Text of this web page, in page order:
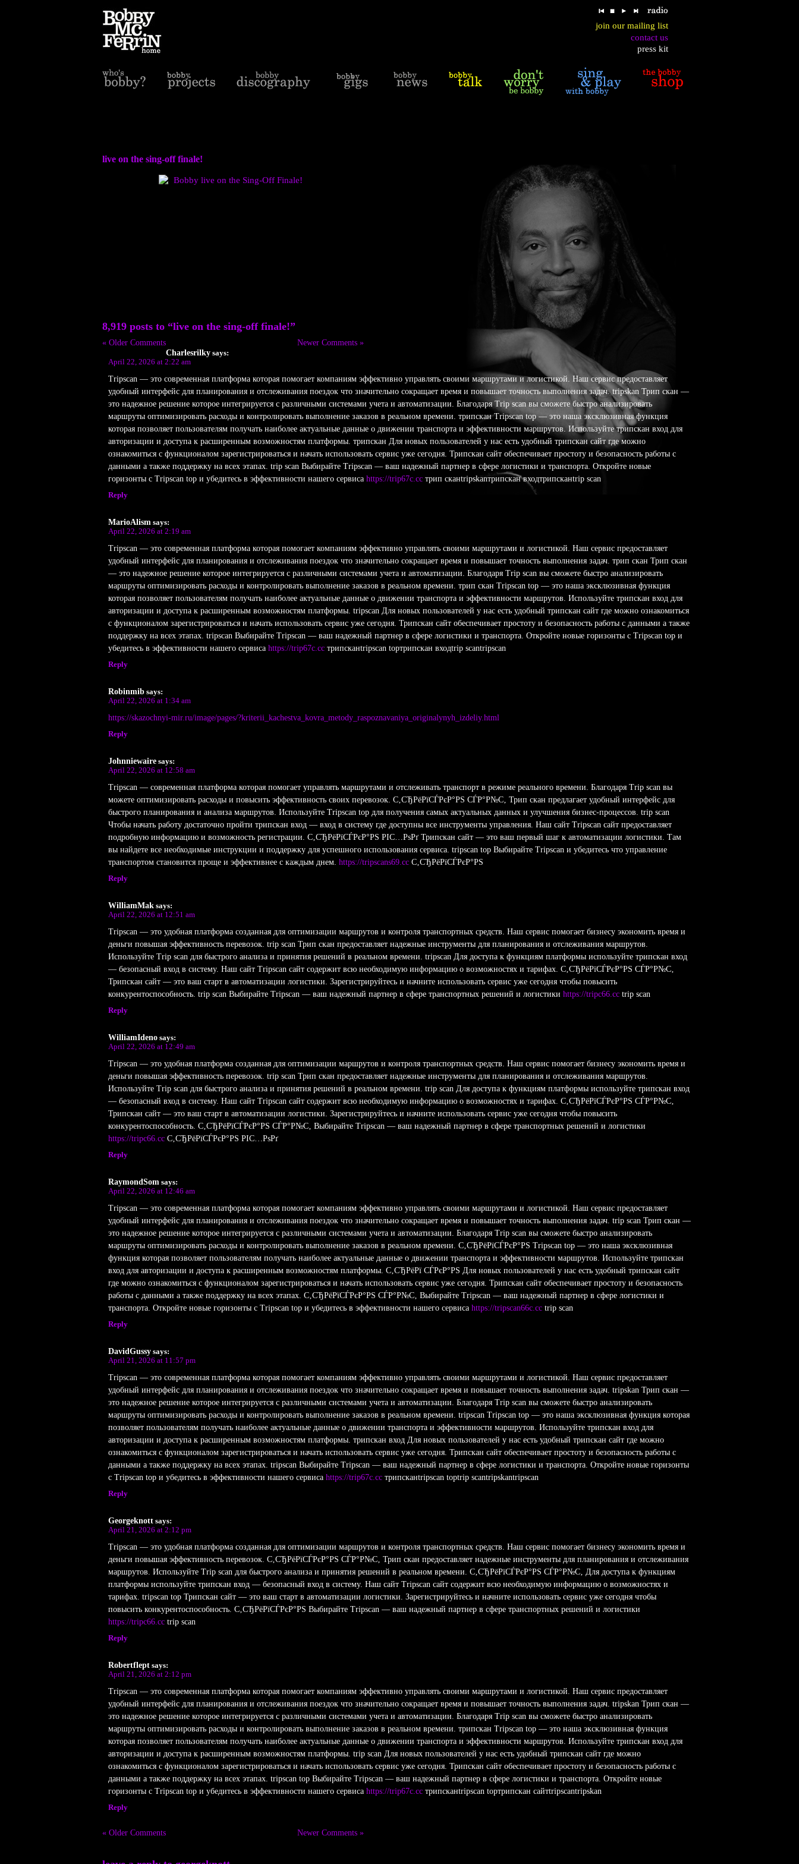
join our mailing list
contact us
press kit
live on the sing-off finale!
8,919 posts to “live on the sing-off finale!”
« Older Comments
Newer Comments »
Charlesrilky says:
April 22, 2026 at 2:22 am
Tripscan — это современная платформа которая помогает компаниям эффективно управлять своими маршрутами и логистикой. Наш сервис предоставляет
удобный интерфейс для планирования и отслеживания поездок что значительно сокращает время и повышает точность выполнения задач. tripskan Трип скан —
это надежное решение которое интегрируется с различными системами учета и автоматизации. Благодаря Trip scan вы сможете быстро анализировать
маршруты оптимизировать расходы и контролировать выполнение заказов в реальном времени. трипскан Tripscan top — это наша эксклюзивная функция
которая позволяет пользователям получать наиболее актуальные данные о движении транспорта и эффективности маршрутов. Используйте трипскан вход для
авторизации и доступа к расширенным возможностям платформы. трипскан Для новых пользователей у нас есть удобный трипскан сайт где можно
ознакомиться с функционалом зарегистрироваться и начать использовать сервис уже сегодня. Трипскан сайт обеспечивает простоту и безопасность работы с
данными а также поддержку на всех этапах. trip scan Выбирайте Tripscan — ваш надежный партнер в сфере логистики и транспорта. Откройте новые
горизонты с Tripscan top и убедитесь в эффективности нашего сервиса https://trip67c.cc трип сканtripskanтрипскан входтрипсканtrip scan
Reply
MarioAlism says:
April 22, 2026 at 2:19 am
Tripscan — это современная платформа которая помогает компаниям эффективно управлять своими маршрутами и логистикой. Наш сервис предоставляет
удобный интерфейс для планирования и отслеживания поездок что значительно сокращает время и повышает точность выполнения задач. трип скан Трип скан
— это надежное решение которое интегрируется с различными системами учета и автоматизации. Благодаря Trip scan вы сможете быстро анализировать
маршруты оптимизировать расходы и контролировать выполнение заказов в реальном времени. трип скан Tripscan top — это наша эксклюзивная функция
которая позволяет пользователям получать наиболее актуальные данные о движении транспорта и эффективности маршрутов. Используйте трипскан вход для
авторизации и доступа к расширенным возможностям платформы. tripscan Для новых пользователей у нас есть удобный трипскан сайт где можно ознакомиться
с функционалом зарегистрироваться и начать использовать сервис уже сегодня. Трипскан сайт обеспечивает простоту и безопасность работы с данными а также
поддержку на всех этапах. tripscan Выбирайте Tripscan — ваш надежный партнер в сфере логистики и транспорта. Откройте новые горизонты с Tripscan top и
убедитесь в эффективности нашего сервиса https://trip67c.cc трипсканtripscan topтрипскан входtrip scantripscan
Reply
Robinmib says:
April 22, 2026 at 1:34 am
https://skazochnyi-mir.ru/image/pages/?kriterii_kachestva_kovra_metody_raspoznavaniya_originalynyh_izdeliy.html
Reply
Johnniewaire says:
April 22, 2026 at 12:58 am
Tripscan — современная платформа которая помогает управлять маршрутами и отслеживать транспорт в режиме реального времени. Благодаря Trip scan вы
можете оптимизировать расходы и повысить эффективность своих перевозок. С‚СЂРёРїСЃРєР°РЅ СЃР°Р№С‚ Трип скан предлагает удобный интерфейс для
быстрого планирования и анализа маршрутов. Используйте Tripscan top для получения самых актуальных данных и улучшения бизнес-процессов. trip scan
Чтобы начать работу достаточно пройти трипскан вход — вход в систему где доступны все инструменты управления. Наш сайт Tripscan сайт предоставляет
подробную информацию и возможность регистрации. С‚СЂРёРїСЃРєР°РЅ РІС…РѕРґ Трипскан сайт — это ваш первый шаг к автоматизации логистики. Там
вы найдете все необходимые инструкции и поддержку для успешного использования сервиса. tripscan top Выбирайте Tripscan и убедитесь что управление
транспортом становится проще и эффективнее с каждым днем. https://tripscans69.cc С‚СЂРёРїСЃРєР°РЅ
Reply
WilliamMak says:
April 22, 2026 at 12:51 am
Tripscan — это удобная платформа созданная для оптимизации маршрутов и контроля транспортных средств. Наш сервис помогает бизнесу экономить время и
деньги повышая эффективность перевозок. trip scan Трип скан предоставляет надежные инструменты для планирования и отслеживания маршрутов.
Используйте Trip scan для быстрого анализа и принятия решений в реальном времени. tripscan Для доступа к функциям платформы используйте трипскан вход
— безопасный вход в систему. Наш сайт Tripscan сайт содержит всю необходимую информацию о возможностях и тарифах. С‚СЂРёРїСЃРєР°РЅ СЃР°Р№С‚
Трипскан сайт — это ваш старт в автоматизации логистики. Зарегистрируйтесь и начните использовать сервис уже сегодня чтобы повысить
конкурентоспособность. trip scan Выбирайте Tripscan — ваш надежный партнер в сфере транспортных решений и логистики https://tripc66.cc trip scan
Reply
WilliamIdeno says:
April 22, 2026 at 12:49 am
Tripscan — это удобная платформа созданная для оптимизации маршрутов и контроля транспортных средств. Наш сервис помогает бизнесу экономить время и
деньги повышая эффективность перевозок. trip scan Трип скан предоставляет надежные инструменты для планирования и отслеживания маршрутов.
Используйте Trip scan для быстрого анализа и принятия решений в реальном времени. trip scan Для доступа к функциям платформы используйте трипскан вход
— безопасный вход в систему. Наш сайт Tripscan сайт содержит всю необходимую информацию о возможностях и тарифах. С‚СЂРёРїСЃРєР°РЅ СЃР°Р№С‚
Трипскан сайт — это ваш старт в автоматизации логистики. Зарегистрируйтесь и начните использовать сервис уже сегодня чтобы повысить
конкурентоспособность. С‚СЂРёРїСЃРєР°РЅ СЃР°Р№С‚ Выбирайте Tripscan — ваш надежный партнер в сфере транспортных решений и логистики
https://tripc66.cc С‚СЂРёРїСЃРєР°РЅ РІС…РѕРґ
Reply
RaymondSom says:
April 22, 2026 at 12:46 am
Tripscan — это современная платформа которая помогает компаниям эффективно управлять своими маршрутами и логистикой. Наш сервис предоставляет
удобный интерфейс для планирования и отслеживания поездок что значительно сокращает время и повышает точность выполнения задач. trip scan Трип скан —
это надежное решение которое интегрируется с различными системами учета и автоматизации. Благодаря Trip scan вы сможете быстро анализировать
маршруты оптимизировать расходы и контролировать выполнение заказов в реальном времени. С‚СЂРёРїСЃРєР°РЅ Tripscan top — это наша эксклюзивная
функция которая позволяет пользователям получать наиболее актуальные данные о движении транспорта и эффективности маршрутов. Используйте трипскан
вход для авторизации и доступа к расширенным возможностям платформы. С‚СЂРёРї СЃРєР°РЅ Для новых пользователей у нас есть удобный трипскан сайт
где можно ознакомиться с функционалом зарегистрироваться и начать использовать сервис уже сегодня. Трипскан сайт обеспечивает простоту и безопасность
работы с данными а также поддержку на всех этапах. С‚СЂРёРїСЃРєР°РЅ СЃР°Р№С‚ Выбирайте Tripscan — ваш надежный партнер в сфере логистики и
транспорта. Откройте новые горизонты с Tripscan top и убедитесь в эффективности нашего сервиса https://tripscan66c.cc trip scan
Reply
DavidGussy says:
April 21, 2026 at 11:57 pm
Tripscan — это современная платформа которая помогает компаниям эффективно управлять своими маршрутами и логистикой. Наш сервис предоставляет
удобный интерфейс для планирования и отслеживания поездок что значительно сокращает время и повышает точность выполнения задач. tripskan Трип скан —
это надежное решение которое интегрируется с различными системами учета и автоматизации. Благодаря Trip scan вы сможете быстро анализировать
маршруты оптимизировать расходы и контролировать выполнение заказов в реальном времени. tripscan Tripscan top — это наша эксклюзивная функция которая
позволяет пользователям получать наиболее актуальные данные о движении транспорта и эффективности маршрутов. Используйте трипскан вход для
авторизации и доступа к расширенным возможностям платформы. трипскан вход Для новых пользователей у нас есть удобный трипскан сайт где можно
ознакомиться с функционалом зарегистрироваться и начать использовать сервис уже сегодня. Трипскан сайт обеспечивает простоту и безопасность работы с
данными а также поддержку на всех этапах. tripscan Выбирайте Tripscan — ваш надежный партнер в сфере логистики и транспорта. Откройте новые горизонты
с Tripscan top и убедитесь в эффективности нашего сервиса https://trip67c.cc трипсканtripscan toptrip scantripskantripscan
Reply
Georgeknott says:
April 21, 2026 at 2:12 pm
Tripscan — это удобная платформа созданная для оптимизации маршрутов и контроля транспортных средств. Наш сервис помогает бизнесу экономить время и
деньги повышая эффективность перевозок. С‚СЂРёРїСЃРєР°РЅ СЃР°Р№С‚ Трип скан предоставляет надежные инструменты для планирования и отслеживания
маршрутов. Используйте Trip scan для быстрого анализа и принятия решений в реальном времени. С‚СЂРёРїСЃРєР°РЅ СЃР°Р№С‚ Для доступа к функциям
платформы используйте трипскан вход — безопасный вход в систему. Наш сайт Tripscan сайт содержит всю необходимую информацию о возможностях и
тарифах. tripscan top Трипскан сайт — это ваш старт в автоматизации логистики. Зарегистрируйтесь и начните использовать сервис уже сегодня чтобы
повысить конкурентоспособность. С‚СЂРёРїСЃРєР°РЅ Выбирайте Tripscan — ваш надежный партнер в сфере транспортных решений и логистики
https://tripc66.cc trip scan
Reply
Robertflept says:
April 21, 2026 at 2:12 pm
Tripscan — это современная платформа которая помогает компаниям эффективно управлять своими маршрутами и логистикой. Наш сервис предоставляет
удобный интерфейс для планирования и отслеживания поездок что значительно сокращает время и повышает точность выполнения задач. tripskan Трип скан —
это надежное решение которое интегрируется с различными системами учета и автоматизации. Благодаря Trip scan вы сможете быстро анализировать
маршруты оптимизировать расходы и контролировать выполнение заказов в реальном времени. трипскан Tripscan top — это наша эксклюзивная функция
которая позволяет пользователям получать наиболее актуальные данные о движении транспорта и эффективности маршрутов. Используйте трипскан вход для
авторизации и доступа к расширенным возможностям платформы. trip scan Для новых пользователей у нас есть удобный трипскан сайт где можно
ознакомиться с функционалом зарегистрироваться и начать использовать сервис уже сегодня. Трипскан сайт обеспечивает простоту и безопасность работы с
данными а также поддержку на всех этапах. tripscan top Выбирайте Tripscan — ваш надежный партнер в сфере логистики и транспорта. Откройте новые
горизонты с Tripscan top и убедитесь в эффективности нашего сервиса https://trip67c.cc трипсканtripscan topтрипскан сайтtripscantripskan
Reply
« Older Comments Newer Comments »